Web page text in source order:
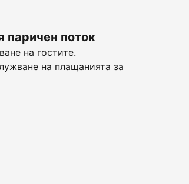
паричен поток
на гостите.
на плащанията за